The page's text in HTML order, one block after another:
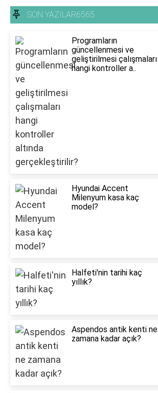
SON YAZILAR6565
Programların
güncellenmesi ve
geliştirilmesi çalışmaları
hangi kontroller a..
Hyundai Accent
Milenyum kasa kaç
model?
Halfeti'nin tarihi kaç
yıllık?
Aspendos antik kenti ne
zamana kadar açık?